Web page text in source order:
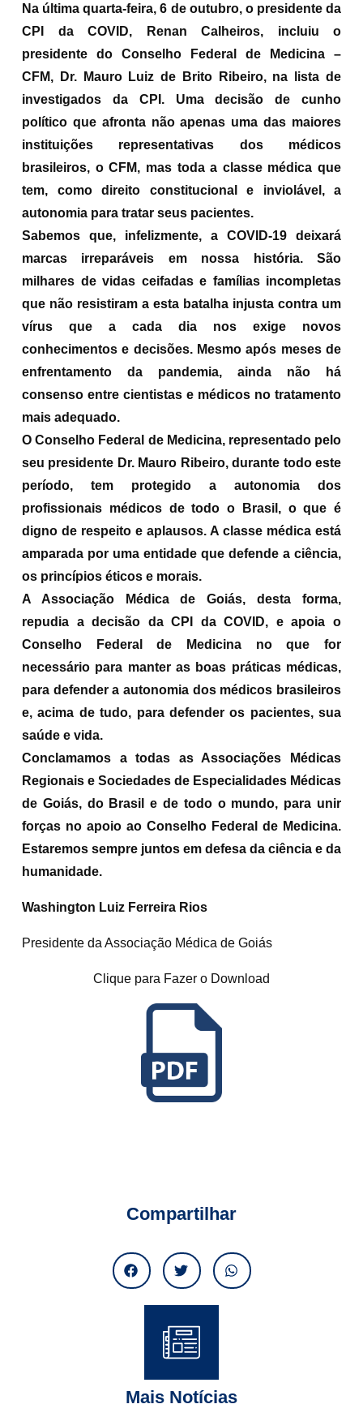
Na última quarta-feira, 6 de outubro, o presidente da
CPI da COVID, Renan Calheiros, incluiu o
presidente do Conselho Federal de Medicina –
CFM, Dr. Mauro Luiz de Brito Ribeiro, na lista de
investigados da CPI. Uma decisão de cunho
político que afronta não apenas uma das maiores
instituições representativas dos médicos
brasileiros, o CFM, mas toda a classe médica que
tem, como direito constitucional e inviolável, a
autonomia para tratar seus pacientes.
Sabemos que, infelizmente, a COVID-19 deixará
marcas irreparáveis em nossa história. São
milhares de vidas ceifadas e famílias incompletas
que não resistiram a esta batalha injusta contra um
vírus que a cada dia nos exige novos
conhecimentos e decisões. Mesmo após meses de
enfrentamento da pandemia, ainda não há
consenso entre cientistas e médicos no tratamento
mais adequado.
O Conselho Federal de Medicina, representado pelo
seu presidente Dr. Mauro Ribeiro, durante todo este
período, tem protegido a autonomia dos
profissionais médicos de todo o Brasil, o que é
digno de respeito e aplausos. A classe médica está
amparada por uma entidade que defende a ciência,
os princípios éticos e morais.
A Associação Médica de Goiás, desta forma,
repudia a decisão da CPI da COVID, e apoia o
Conselho Federal de Medicina no que for
necessário para manter as boas práticas médicas,
para defender a autonomia dos médicos brasileiros
e, acima de tudo, para defender os pacientes, sua
saúde e vida.
Conclamamos a todas as Associações Médicas
Regionais e Sociedades de Especialidades Médicas
de Goiás, do Brasil e de todo o mundo, para unir
forças no apoio ao Conselho Federal de Medicina.
Estaremos sempre juntos em defesa da ciência e da
humanidade.
Washington Luiz Ferreira Rios
Presidente da Associação Médica de Goiás
Clique para Fazer o Download
Compartilhar
Mais Notícias